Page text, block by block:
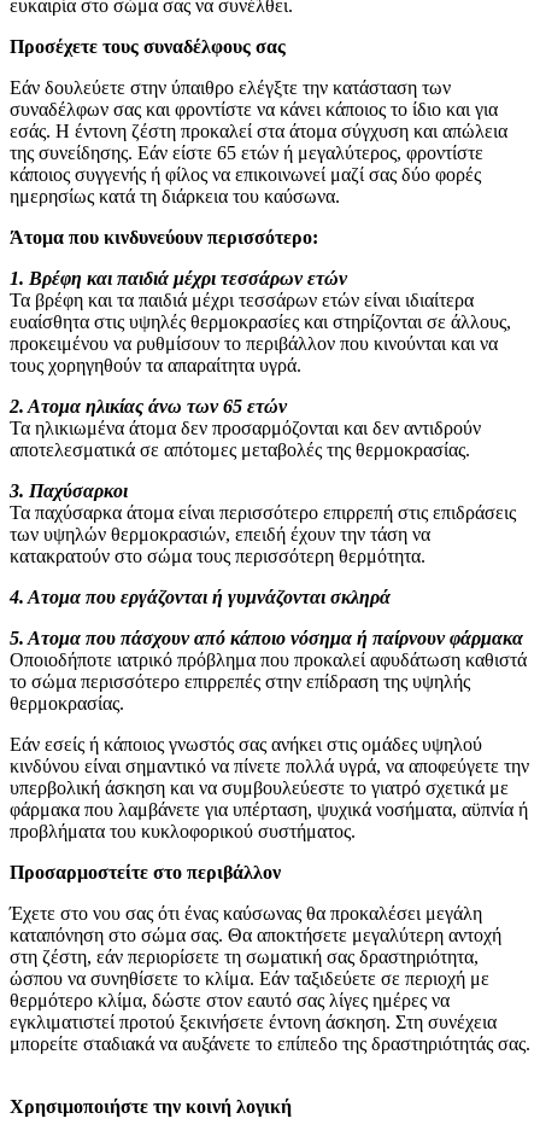
ευκαιρία στο σώμα σας να συνέλθει.
Προσέχετε τους συναδέλφους σας
Εάν δουλεύετε στην ύπαιθρο ελέγξτε την κατάσταση των
συναδέλφων σας και φροντίστε να κάνει κάποιος το ίδιο και για
εσάς. Η έντονη ζέστη προκαλεί στα άτομα σύγχυση και απώλεια
της συνείδησης. Εάν είστε 65 ετών ή μεγαλύτερος, φροντίστε
κάποιος συγγενής ή φίλος να επικοινωνεί μαζί σας δύο φορές
ημερησίως κατά τη διάρκεια του καύσωνα.
Άτομα που κινδυνεύουν περισσότερο:
1. Βρέφη και παιδιά μέχρι τεσσάρων ετών
Τα βρέφη και τα παιδιά μέχρι τεσσάρων ετών είναι ιδιαίτερα
ευαίσθητα στις υψηλές θερμοκρασίες και στηρίζονται σε άλλους,
προκειμένου να ρυθμίσουν το περιβάλλον που κινούνται και να
τους χορηγηθούν τα απαραίτητα υγρά.
2. Ατομα ηλικίας άνω των 65 ετών
Τα ηλικιωμένα άτομα δεν προσαρμόζονται και δεν αντιδρούν
αποτελεσματικά σε απότομες μεταβολές της θερμοκρασίας.
3. Παχύσαρκοι
Τα παχύσαρκα άτομα είναι περισσότερο επιρρεπή στις επιδράσεις
των υψηλών θερμοκρασιών, επειδή έχουν την τάση να
κατακρατούν στο σώμα τους περισσότερη θερμότητα.
4. Ατομα που εργάζονται ή γυμνάζονται σκληρά
5. Ατομα που πάσχουν από κάποιο νόσημα ή παίρνουν φάρμακα
Οποιοδήποτε ιατρικό πρόβλημα που προκαλεί αφυδάτωση καθιστά
το σώμα περισσότερο επιρρεπές στην επίδραση της υψηλής
θερμοκρασίας.
Εάν εσείς ή κάποιος γνωστός σας ανήκει στις ομάδες υψηλού
κινδύνου είναι σημαντικό να πίνετε πολλά υγρά, να αποφεύγετε την
υπερβολική άσκηση και να συμβουλεύεστε το γιατρό σχετικά με
φάρμακα που λαμβάνετε για υπέρταση, ψυχικά νοσήματα, αϋπνία ή
προβλήματα του κυκλοφορικού συστήματος.
Προσαρμοστείτε στο περιβάλλον
Έχετε στο νου σας ότι ένας καύσωνας θα προκαλέσει μεγάλη
καταπόνηση στο σώμα σας. Θα αποκτήσετε μεγαλύτερη αντοχή
στη ζέστη, εάν περιορίσετε τη σωματική σας δραστηριότητα,
ώσπου να συνηθίσετε το κλίμα. Εάν ταξιδεύετε σε περιοχή με
θερμότερο κλίμα, δώστε στον εαυτό σας λίγες ημέρες να
εγκλιματιστεί προτού ξεκινήσετε έντονη άσκηση. Στη συνέχεια
μπορείτε σταδιακά να αυξάνετε το επίπεδο της δραστηριότητάς σας.
Χρησιμοποιήστε την κοινή λογική